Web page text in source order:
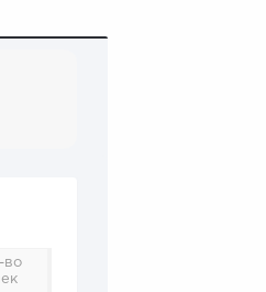
во